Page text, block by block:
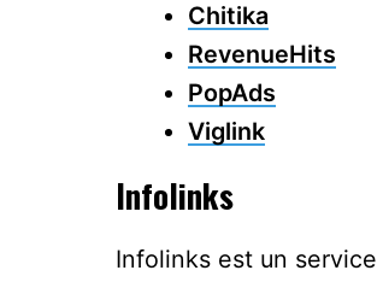
Chitika
RevenueHits
PopAds
Viglink
Infolinks
Infolinks est un service